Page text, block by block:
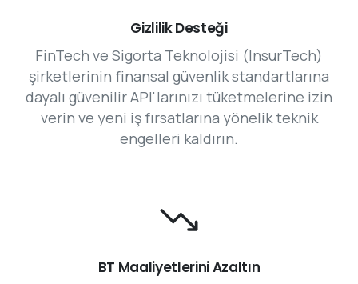
Gizlilik Desteği
FinTech ve Sigorta Teknolojisi (InsurTech)
şirketlerinin finansal güvenlik standartlarına
dayalı güvenilir API'larınızı tüketmelerine izin
verin ve yeni iş fırsatlarına yönelik teknik
engelleri kaldırın.
BT Maaliyetlerini Azaltın